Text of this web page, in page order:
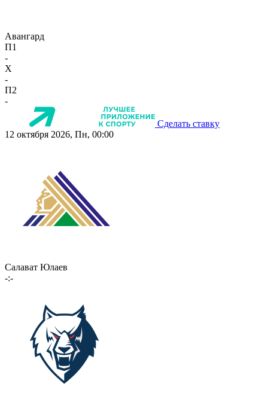
Авангард
П1
-
X
-
П2
-
Сделать ставку
12 октября 2026, Пн, 00:00
Салават Юлаев
-:-